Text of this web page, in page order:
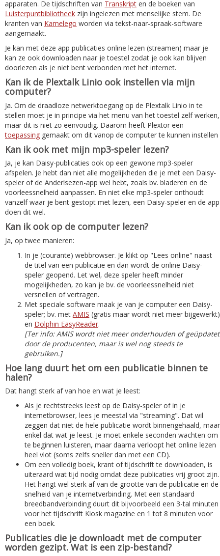
apparaten. De tijdschriften van Transkript en de boeken van
Luisterpuntbibliotheek zijn ingelezen met menselijke stem. De
kranten van Kamelego worden via tekst-naar-spraak-software
aangemaakt.
Je kan met deze app publicaties online lezen (streamen) maar je
kan ze ook downloaden naar je toestel zodat je ook kan blijven
doorlezen als je niet bent verbonden met het internet.
Kan ik de Plextalk Linio ook instellen via mijn
computer?
Ja. Om de draadloze netwerktoegang op de Plextalk Linio in te
stellen moet je in principe via het menu van het toestel zelf werken,
maar dit is niet zo eenvoudig. Daarom heeft Plextor een
toepassing gemaakt om dit vanop de computer te kunnen instellen
Kan ik ook met mijn mp3-speler lezen?
Ja, je kan Daisy-publicaties ook op een gewone mp3-speler
afspelen. Je hebt dan niet alle mogelijkheden die je met een Daisy-
speler of de Anderlsezen-app wel hebt, zoals bv. bladeren en de
voorleessnelheid aanpassen. En niet elke mp3-speler onthoudt
vanzelf waar je bent gestopt met lezen, een Daisy-speler en de app
doen dit wel.
Kan ik ook op de computer lezen?
Ja, op twee manieren:
In je (courante) webbrowser. Je klikt op "Lees online" naast
de titel van een publicatie en dan wordt de online Daisy-
speler geopend. Let wel, deze speler heeft minder
mogelijkheden, zo kan je bv. de voorleessnelheid niet
versnellen of vertragen.
Met speciale software maak je van je computer een Daisy-
speler; bv. met AMIS (gratis maar wordt niet meer bijgewerkt)
en Dolphin EasyReader.
[Ter info: AMIS wordt niet meer onderhouden of geüpdatet
door de producenten, maar is wel nog steeds te
gebruiken.]
Hoe lang duurt het om een publicatie binnen te
halen?
Dat hangt sterk af van hoe en wat je leest:
Als je rechtstreeks leest op de Daisy-speler of in je
internetbrowser, lees je meestal via "streaming". Dat wil
zeggen dat niet de hele publicatie wordt binnengehaald, maar
enkel dat wat je leest. Je moet enkele seconden wachten om
te beginnen luisteren, maar daarna verloopt het online lezen
heel vlot (soms zelfs sneller dan met een CD).
Om een volledig boek, krant of tijdschrift te downloaden, is
uiteraard wat tijd nodig omdat deze publicaties vrij groot zijn.
Het hangt wel sterk af van de grootte van de publicatie en de
snelheid van je internetverbinding. Met een standaard
breedbandverbinding duurt dit bijvoorbeeld een 3-tal minuten
voor het tijdschrift Kiosk magazine en 1 tot 8 minuten voor
een boek.
Publicaties die je downloadt met de computer
worden gezipt. Wat is een zip-bestand?